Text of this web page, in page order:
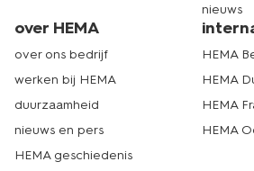
nieuws
over HEMA
over ons bedrijf
werken bij HEMA
duurzaamheid
nieuws en pers
HEMA geschiedenis
HEMA
HEMA
HEMA
HEMA